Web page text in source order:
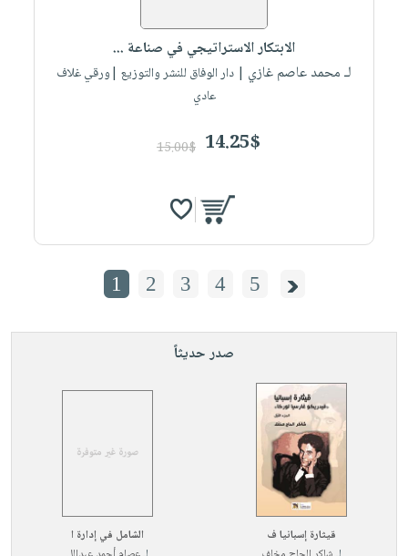
الابتكار الاستراتيجي في صناعة ...
لـ محمد عاصم غازي | دار الوفاق للنشر والتوزيع |ورقي غلاف
عادي
14.25$
15.00$
1 2 3 4 5
صدر حديثاً
قيثارة إسبانيا ف
الشامل في إدارة ا